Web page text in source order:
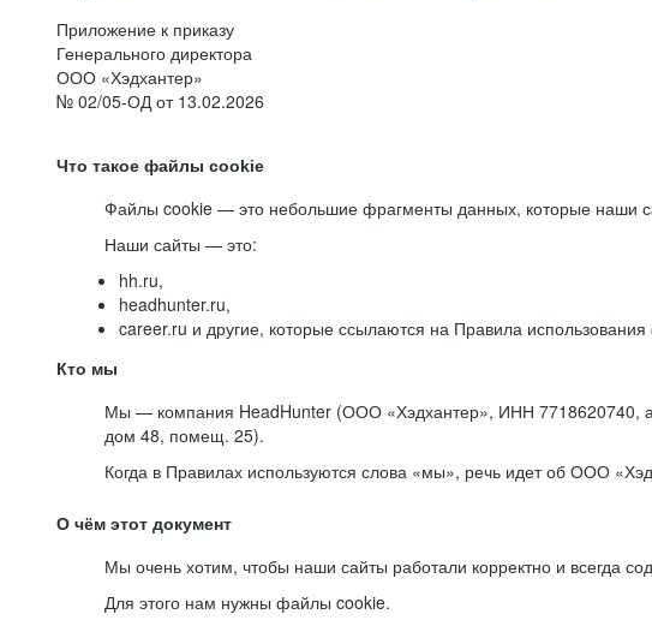
Приложение к приказу
Генерального директора
ООО «Хэдхантер»
№ 02/05-ОД от 13.02.2026
Что такое файлы cookie
Файлы cookie — это небольшие фрагменты данных, которые наши
Наши сайты — это:
hh.ru,
headhunter.ru,
career.ru и другие, которые ссылаются на Правила
Кто мы
Мы — компания HeadHunter (ООО «Хэдхантер», ИНН 7718620740,
дом 48, помещ. 25).
Когда в Правилах используются слова «мы», речь идет об ООО
О чём этот документ
Мы очень хотим, чтобы наши сайты работали корректно и всегда
Для этого нам нужны файлы cookie.